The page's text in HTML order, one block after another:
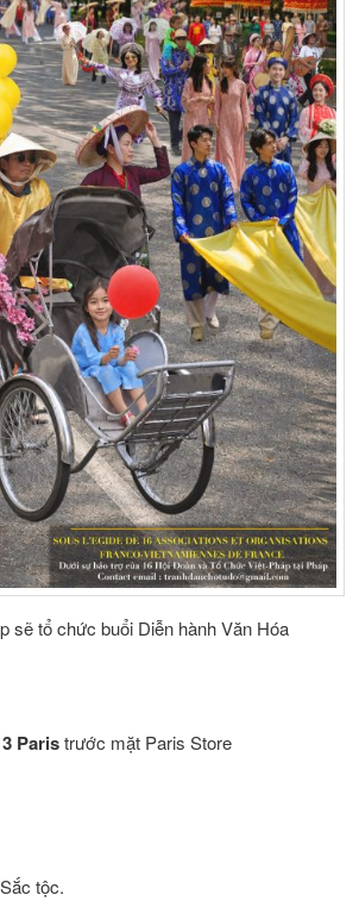
sẽ tổ chức buổi Diễn hành Văn Hóa
Paristrước mặt Paris Store
tộc.